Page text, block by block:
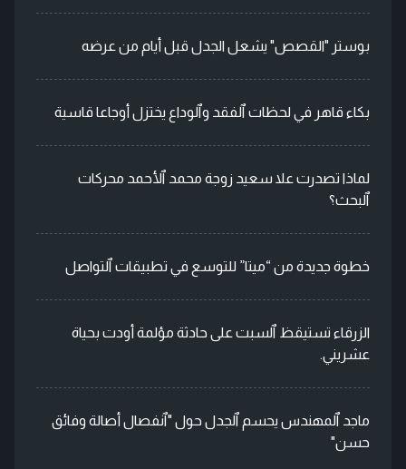
بوستر "القصص" يشعل الجدل قبل أيام من عرضه
بكاء قاهر في لحظات ٱلفقد وٱلوداع يختزل أوجاعا قاسية
لماذا تصدرت علا سعيد زوجة محمد ٱلأحمد محركات
ٱلبحث؟
خطوة جديدة من “ميتا” للتوسع في تطبيقات ٱلتواصل
الزرقاء تستيقظ ٱلسبت على حادثة مؤلمة أودت بحياة
عشريني.
ماجد ٱلمهندس يحسم ٱلجدل حول "ٱنفصال أصالة وفائق
حسن"